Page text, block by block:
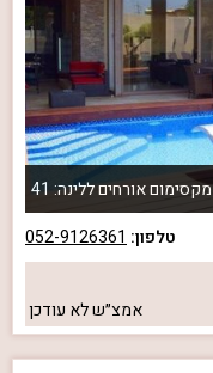
מקסימום אורחים ללינה: 41
טלפון: 052-9126361
אמצ״שלא עודכן